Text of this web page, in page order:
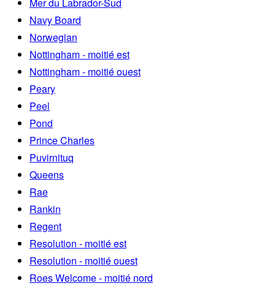
Mer du Labrador-Sud
Navy Board
Norwegian
Nottingham - moitié est
Nottingham - moitié ouest
Peary
Peel
Pond
Prince Charles
Puvirnituq
Queens
Rae
Rankin
Regent
Resolution - moitié est
Resolution - moitié ouest
Roes Welcome - moitié nord